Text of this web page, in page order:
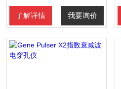
了解详情 我要询价